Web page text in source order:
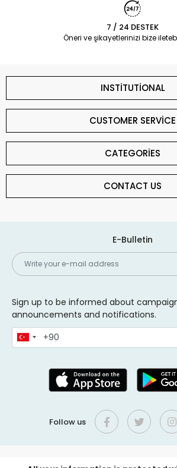
7 / 24 DESTEK
Öneri ve şikayetlerinizi bize
INSTİTUTİONAL
CUSTOMER SERVİCE
CATEGORİES
CONTACT US
E-Bulletin
Sign up to be informed about
announcements and notifications.
Follow us